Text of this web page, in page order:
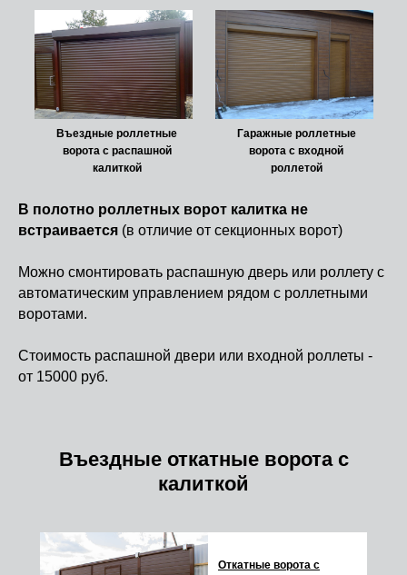
Въездные роллетные
ворота с распашной
калиткой
Гаражные роллетные
ворота с входной
роллетой
В полотно роллетных ворот калитка не
встраивается (в отличие от секционных ворот)
Можно смонтировать распашную дверь или роллету с
автоматическим управлением рядом с роллетными
воротами.
Стоимость распашной двери или входной роллеты -
от 15000 руб.
Въездные откатные ворота с
калиткой
Откатные ворота с